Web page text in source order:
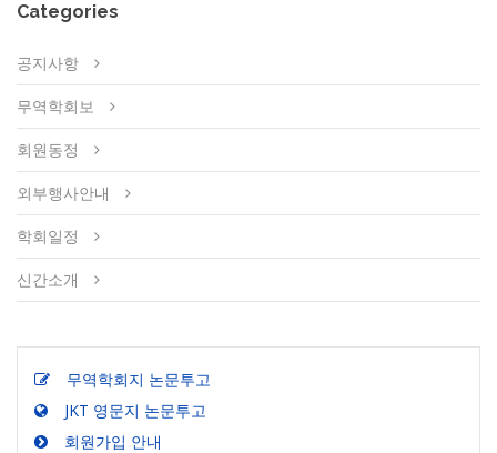
Categories
공지사항
무역학회보
회원동정
외부행사안내
학회일정
신간소개
무역학회지 논문투고
JKT 영문지 논문투고
회원가입 안내